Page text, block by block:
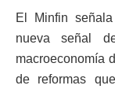
El Minfin
nueva señal
macroeconomía
de reformas